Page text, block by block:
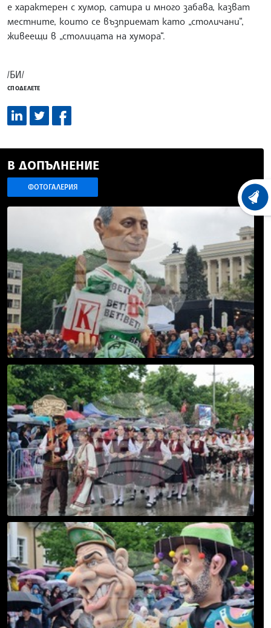
е характерен с хумор, сатира и много забава, казват
местните, които се възприемат като „столичани“,
живеещи в „столицата на хумора“.
/БИ/
СПОДЕЛЕТЕ
В ДОПЪЛНЕНИЕ
ФОТОГАЛЕРИЯ